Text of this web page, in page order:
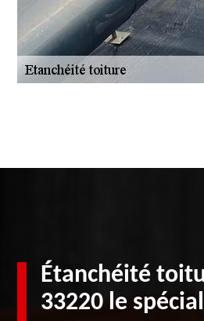
Étanchéité
33220 le